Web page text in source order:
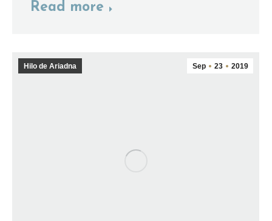
Read more
Sep 23 2019
Hilo de Ariadna